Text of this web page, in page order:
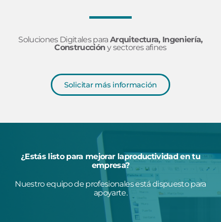
Soluciones Digitales paraArquitectura, Ingeniería,
Construcción y sectores afines
Solicitar más información
¿Estás listo para mejorar laproductividad en tu
empresa?
Nuestro equipo de profesionales está dispuesto para
apoyarte.